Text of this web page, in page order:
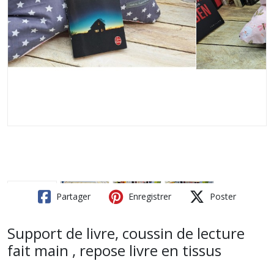
Partager Enregistrer Poster
Support de livre, coussin de lecture
fait main , repose livre en tissus